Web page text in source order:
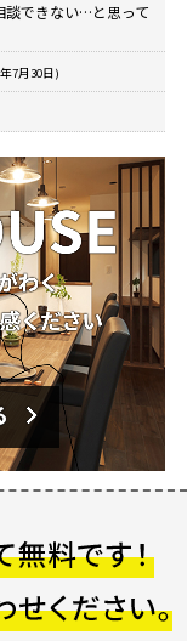
談できない…と思って
7月30日)